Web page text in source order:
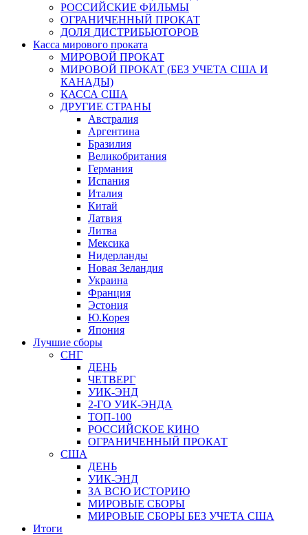
РОССИЙСКИЕ ФИЛЬМЫ
ОГРАНИЧЕННЫЙ ПРОКАТ
ДОЛЯ ДИСТРИБЬЮТОРОВ
Касса мирового проката
МИРОВОЙ ПРОКАТ
МИРОВОЙ ПРОКАТ (БЕЗ УЧЕТА США И
КАНАДЫ)
КАССА США
ДРУГИЕ СТРАНЫ
Австралия
Аргентина
Бразилия
Великобритания
Германия
Испания
Италия
Китай
Латвия
Литва
Мексика
Нидерланды
Новая Зеландия
Украина
Франция
Эстония
Ю.Корея
Япония
Лучшие сборы
СНГ
ДЕНЬ
ЧЕТВЕРГ
УИК-ЭНД
2-ГО УИК-ЭНДА
ТОП-100
РОССИЙСКОЕ КИНО
ОГРАНИЧЕННЫЙ ПРОКАТ
США
ДЕНЬ
УИК-ЭНД
ЗА ВСЮ ИСТОРИЮ
МИРОВЫЕ СБОРЫ
МИРОВЫЕ СБОРЫ БЕЗ УЧЕТА США
Итоги